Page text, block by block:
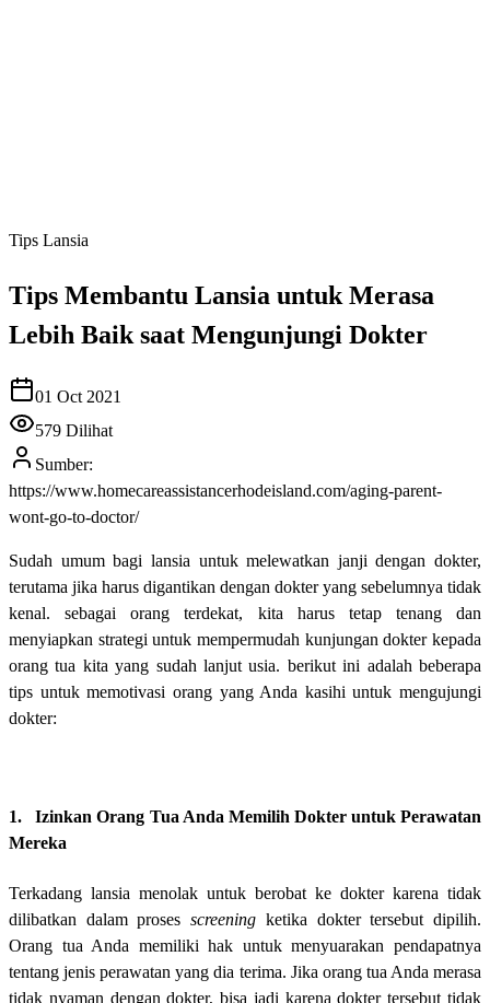
Tips Lansia
Tips Membantu Lansia untuk Merasa
Lebih Baik saat Mengunjungi Dokter
01 Oct 2021
579 Dilihat
Sumber:
https://www.homecareassistancerhodeisland.com/aging-parent-
wont-go-to-doctor/
Sudah umum bagi lansia untuk melewatkan janji dengan dokter,
terutama jika harus digantikan dengan dokter yang sebelumnya tidak
kenal. sebagai orang terdekat, kita harus tetap tenang dan
menyiapkan strategi untuk mempermudah kunjungan dokter kepada
orang tua kita yang sudah lanjut usia. berikut ini adalah beberapa
tips untuk memotivasi orang yang Anda kasihi untuk mengujungi
dokter:
1. Izinkan Orang Tua Anda Memilih Dokter untuk Perawatan
Mereka
Terkadang lansia menolak untuk berobat ke dokter karena tidak
dilibatkan dalam prosesscreening ketika dokter tersebut dipilih.
Orang tua Anda memiliki hak untuk menyuarakan pendapatnya
tentang jenis perawatan yang dia terima. Jika orang tua Anda merasa
tidak nyaman dengan dokter, bisa jadi karena dokter tersebut tidak